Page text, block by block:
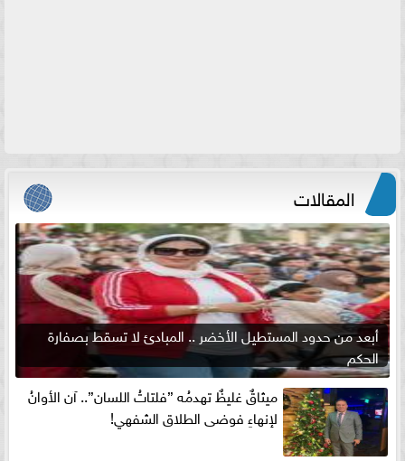
المقالات
أبعد من حدود المستطيل الأخضر .. المبادئ لا تسقط بصفارة
الحكم
ميثاقٌ غليظٌ تهدمُه ”فلتاتُ اللسان”.. آن الأوانُ
لإنهاءِ فوضى الطلاق الشفهي!